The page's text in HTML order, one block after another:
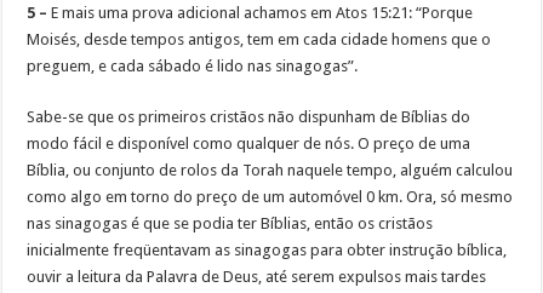
5 – E mais uma prova adicional achamos em Atos 15:21: “Porque
Moisés, desde tempos antigos, tem em cada cidade homens que o
preguem, e cada sábado é lido nas sinagogas”.
Sabe-se que os primeiros cristãos não dispunham de Bíblias do
modo fácil e disponível como qualquer de nós. O preço de uma
Bíblia, ou conjunto de rolos da Torah naquele tempo, alguém calculou
como algo em torno do preço de um automóvel 0 km. Ora, só mesmo
nas sinagogas é que se podia ter Bíblias, então os cristãos
inicialmente freqüentavam as sinagogas para obter instrução bíblica,
ouvir a leitura da Palavra de Deus, até serem expulsos mais tardes